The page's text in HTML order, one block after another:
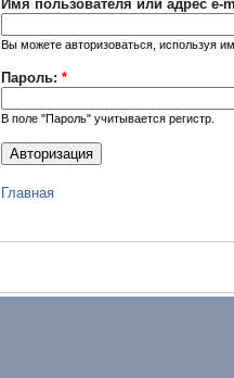
Имя пользователя или адрес e-
Вы можете авторизоваться, используя
Пароль: *
В поле "Пароль" учитывается регистр.
Главная